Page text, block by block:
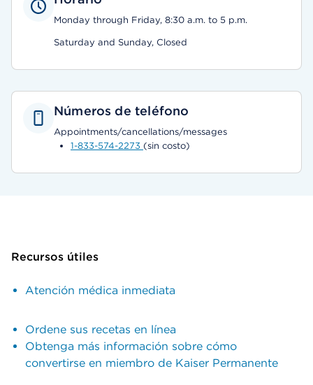
Monday through Friday, 8:30 a.m. to 5 p.m.
Saturday and Sunday, Closed
Números de teléfono
Appointments/cancellations/messages
1-833-574-2273 (sin costo)
Recursos útiles
Atención médica inmediata
Ordene sus recetas en línea
Obtenga más información sobre cómo
convertirse en miembro de Kaiser Permanente